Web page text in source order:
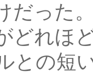
だった
どれほ
との短